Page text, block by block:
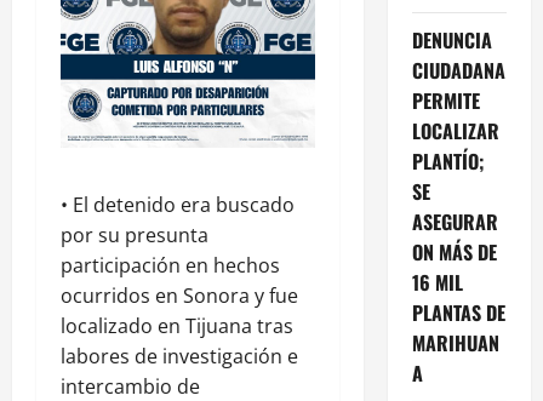
•⁠ ⁠El detenido era buscado
por su presunta
participación en hechos
ocurridos en Sonora y fue
localizado en Tijuana tras
labores de investigación e
intercambio de
DENUNCIA
CIUDADANA
PERMITE
LOCALIZAR
PLANTÍO;
SE
ASEGURAR
ON MÁS DE
16 MIL
PLANTAS DE
MARIHUAN
A